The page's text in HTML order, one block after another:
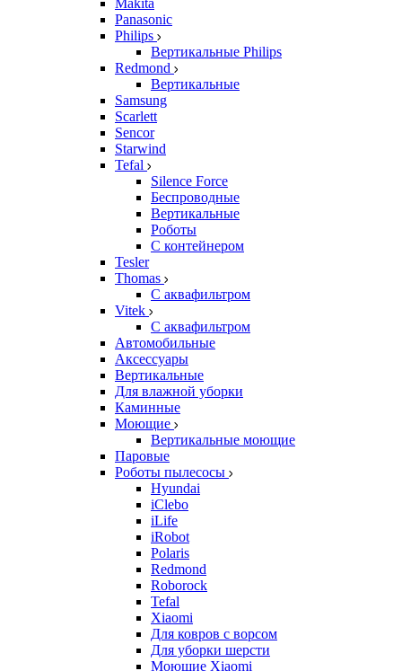
Makita
Panasonic
Philips
Вертикальные Philips
Redmond
Вертикальные
Samsung
Scarlett
Sencor
Starwind
Tefal
Silence Force
Беспроводные
Вертикальные
Роботы
С контейнером
Tesler
Thomas
С аквафильтром
Vitek
С аквафильтром
Автомобильные
Аксессуары
Вертикальные
Для влажной уборки
Каминные
Моющие
Вертикальные моющие
Паровые
Роботы пылесосы
Hyundai
iClebo
iLife
iRobot
Polaris
Redmond
Roborock
Tefal
Xiaomi
Для ковров с ворсом
Для уборки шерсти
Моющие Xiaomi